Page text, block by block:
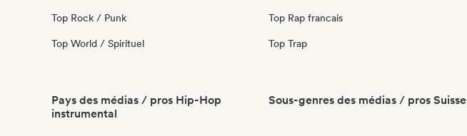
Top Rock / Punk
Top World / Spirituel
Top Rap francais
Top Trap
Pays des médias / pros Hip-Hop
instrumental
Sous-genres des médias / pros Suisse